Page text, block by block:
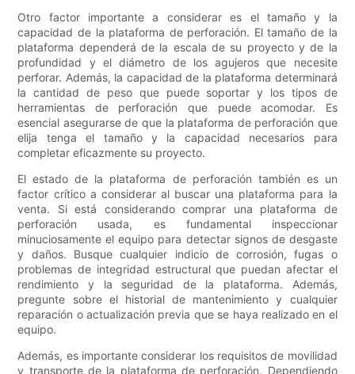
Otro factor importante a considerar es el tamaño y la
capacidad de la plataforma de perforación. El tamaño de la
plataforma dependerá de la escala de su proyecto y de la
profundidad y el diámetro de los agujeros que necesite
perforar. Además, la capacidad de la plataforma determinará
la cantidad de peso que puede soportar y los tipos de
herramientas de perforación que puede acomodar. Es
esencial asegurarse de que la plataforma de perforación que
elija tenga el tamaño y la capacidad necesarios para
completar eficazmente su proyecto.
El estado de la plataforma de perforación también es un
factor crítico a considerar al buscar una plataforma para la
venta. Si está considerando comprar una plataforma de
perforación usada, es fundamental inspeccionar
minuciosamente el equipo para detectar signos de desgaste
y daños. Busque cualquier indicio de corrosión, fugas o
problemas de integridad estructural que puedan afectar el
rendimiento y la seguridad de la plataforma. Además,
pregunte sobre el historial de mantenimiento y cualquier
reparación o actualización previa que se haya realizado en el
equipo.
Además, es importante considerar los requisitos de movilidad
y transporte de la plataforma de perforación. Dependiendo